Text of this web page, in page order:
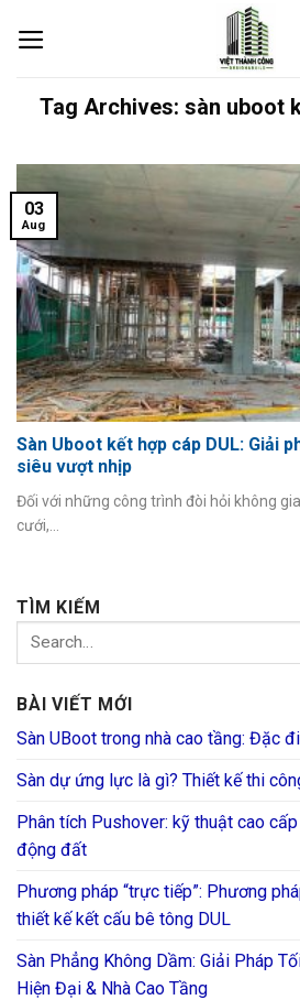
Tag Archives: sàn uboot
Sàn Uboot kết hợp cáp DUL: Giải
siêu vượt nhịp
Đối với những công trình đòi hỏi không
cưới,...
03
Aug
TÌM KIẾM
BÀI VIẾT MỚI
Sàn UBoot trong nhà cao tầng: Đặc
Sàn dự ứng lực là gì? Thiết kế thi
Phân tích Pushover: kỹ thuật cao
động đất
Phương pháp “trực tiếp”: Phương
thiết kế kết cấu bê tông DUL
Sàn Phẳng Không Dầm: Giải Pháp
Hiện Đại & Nhà Cao Tầng